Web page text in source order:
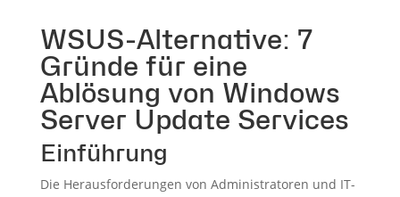
WSUS-Alternative: 7
Gründe für eine
Ablösung von Windows
Server Update Services
Einführung
Die Herausforderungen von Administratoren und IT-